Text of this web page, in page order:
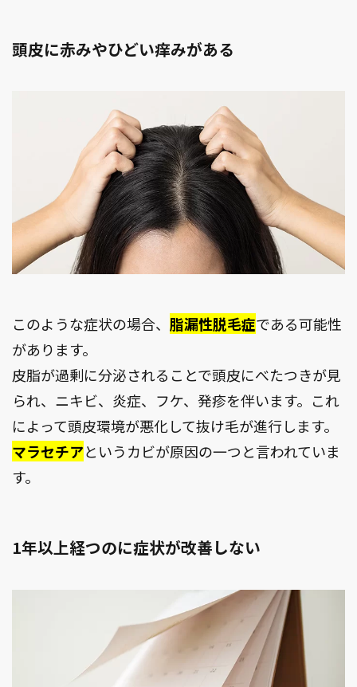
頭皮に赤みやひどい痒みがある
このような症状の場合、 脂漏性脱毛症である可能性
があります。
皮脂が過剰に分泌されることで頭皮にべたつきが見
られ、ニキビ、炎症、フケ、発疹を伴います。これ
によって頭皮環境が悪化して抜け毛が進行します。
マラセチアというカビが原因の一つと言われていま
す。
1年以上経つのに症状が改善しない